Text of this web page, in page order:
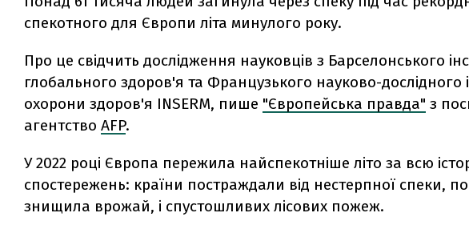
спекотного для Європи літа минулого року.
Про це свідчить дослідження науковців з Барселонського
глобального здоров'я та Французького науково-дослідного
охорони здоров'я INSERM, пише "Європейська правда" з
агентство AFP.
У 2022 році Європа пережила найспекотніше літо за всю
спостережень: країни постраждали від нестерпної спеки,
знищила врожай, і спустошливих лісових пожеж.